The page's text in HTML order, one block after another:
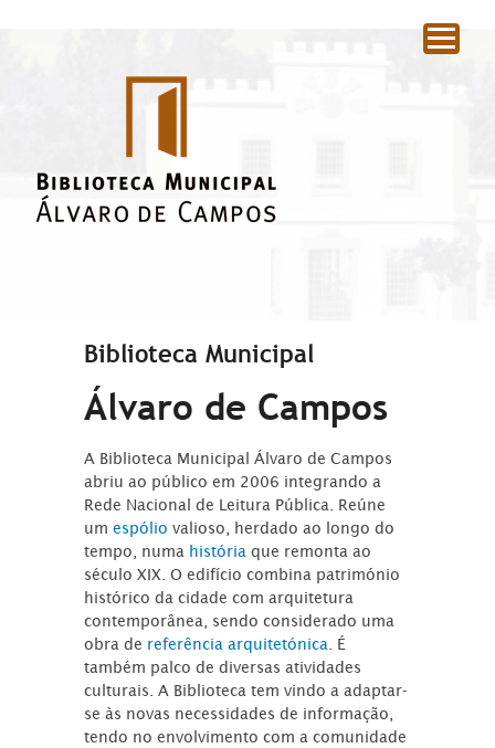
Biblioteca Municipal
Álvaro de Campos
A Biblioteca Municipal Álvaro de Campos
abriu ao público em 2006 integrando a
Rede Nacional de Leitura Pública. Reúne
umespóliovalioso, herdado ao longo do
tempo, numa história que remonta ao
século XIX. O edifício combina património
histórico da cidade com arquitetura
contemporânea, sendo considerado uma
obra de referência arquitetónica . É
também palco de diversas atividades
culturais. A Biblioteca tem vindo a adaptar-
se às novas necessidades de informação,
tendo no envolvimento com a comunidade